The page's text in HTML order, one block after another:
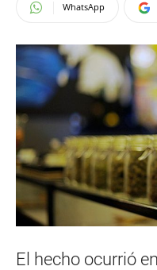
WhatsApp
El hecho ocurrió